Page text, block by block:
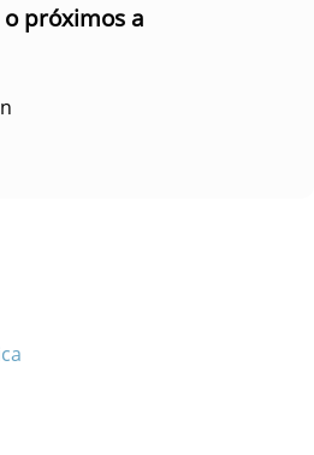
próximos a